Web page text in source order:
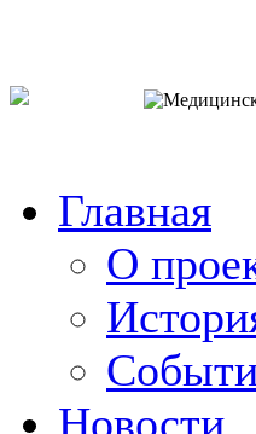
Главная
О
Новости